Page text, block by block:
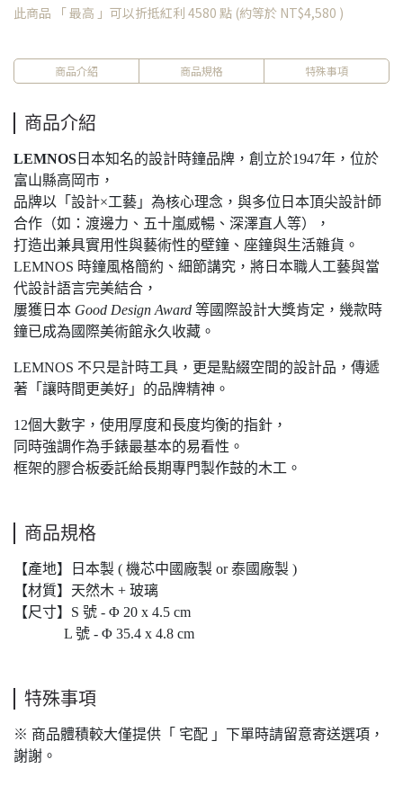
此商品 「 最高 」可以折抵紅利 4580 點 (約等於 NT$4,580 )
商品介紹 商品規格 特殊事項
商品介紹
LEMNOS 日本知名的設計時鐘品牌，創立於1947年，位於
富山縣高岡市，
品牌以「設計×工藝」為核心理念，與多位日本頂尖設計師
合作（如：渡邊力、五十嵐威暢、深澤直人等），
打造出兼具實用性與藝術性的壁鐘、座鐘與生活雜貨。
LEMNOS 時鐘風格簡約、細節講究，將日本職人工藝與當
代設計語言完美結合，
屢獲日本 Good Design Award 等國際設計大獎肯定，幾款時
鐘已成為國際美術館永久收藏。
LEMNOS 不只是計時工具，更是點綴空間的設計品，傳遞
著「讓時間更美好」的品牌精神。
12個大數字，使用厚度和長度均衡的指針，
同時強調作為手錶最基本的易看性。
框架的膠合板委託給長期專門製作鼓的木工。
商品規格
【產地】日本製 ( 機芯中國廠製 or 泰國廠製 )
【材質】天然木 + 玻璃
【尺寸】S 號 - Φ 20 x 4.5 cm
L 號 - Φ 35.4 x 4.8 cm
特殊事項
※ 商品體積較大僅提供「 宅配 」下單時請留意寄送選項，
謝謝。